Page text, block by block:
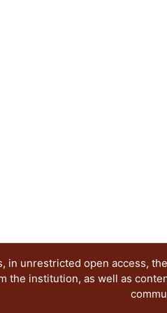
unrestricted open access,
the institution, as well as